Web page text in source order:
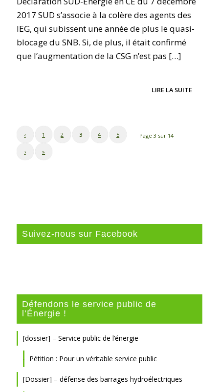
2017 SUD s’associe à la colère des agents des
IEG, qui subissent une année de plus le quasi-
blocage du SNB. Si, de plus, il était confirmé
que l’augmentation de la CSG n’est pas […]
LIRE LA SUITE
Page 3 sur 14
‹ 1 2 3 4 5
› »
Suivez-nous sur Facebook
Défendons le service public de
l’Énergie !
[dossier] – Service public de l’énergie
Pétition : Pour un véritable service public
[Dossier] – défense des barrages hydroélectriques